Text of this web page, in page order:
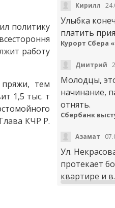
политику
работу
пряжи, тем
1,5 тыс. т
КЧР Р.
Кирилл
Улыбка
платить
Дмитрий
Молодцы,
начинание,
отнять.
Азамат
Ул.
протекает
квартире и